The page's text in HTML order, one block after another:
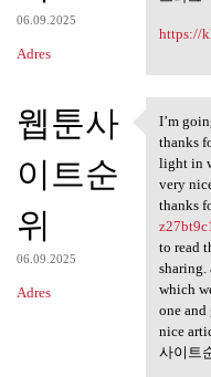
06.09.2025
Adres
https://
웹툰사
이트순
위
06.09.2025
Adres
I’m
I’m
thanks
light in
very
thanks
to read
sharing.
which
one
nice
사이트